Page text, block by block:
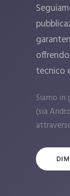
tecnico
Siamo in
(sia